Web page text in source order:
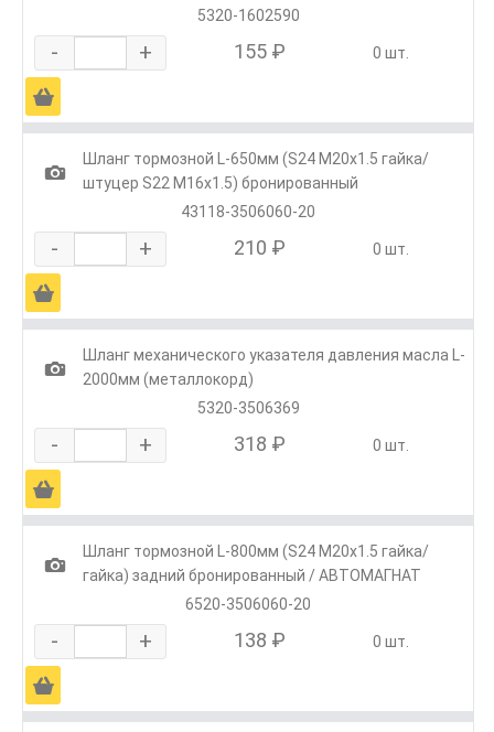
5320-1602590
- + 155 ₽ 0 шт.
Ä
1
Шланг тормозной L-650мм (S24 M20х1.5 гайка/
штуцер S22 M16х1.5) бронированный
43118-3506060-20
- + 210 ₽ 0 шт.
Ä
1
Шланг механического указателя давления масла L-
2000мм (металлокорд)
5320-3506369
- + 318 ₽ 0 шт.
Ä
1
Шланг тормозной L-800мм (S24 М20х1.5 гайка/
гайка) задний бронированный / АВТОМАГНАТ
6520-3506060-20
- + 138 ₽ 0 шт.
Ä